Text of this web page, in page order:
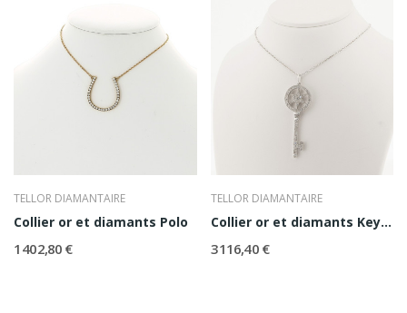
TELLOR DIAMANTAIRE
Collier or et diamants Polo
1 402,80 €
TELLOR DIAMANTAIRE
Collier or et diamants KeyStar
3 116,40 €